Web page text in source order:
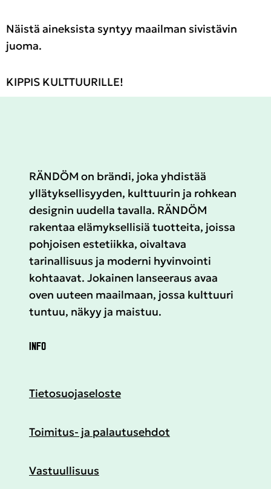
Näistä aineksista syntyy maailman sivistävin
juoma.
KIPPIS KULTTUURILLE!
RÄNDÖM on brändi, joka yhdistää
yllätyksellisyyden, kulttuurin ja rohkean
designin uudella tavalla. RÄNDÖM
rakentaa elämyksellisiä tuotteita, joissa
pohjoisen estetiikka, oivaltava
tarinallisuus ja moderni hyvinvointi
kohtaavat. Jokainen lanseeraus avaa
oven uuteen maailmaan, jossa kulttuuri
tuntuu, näkyy ja maistuu.
INFO
Tietosuojaseloste
Toimitus- ja palautusehdot
Vastuullisuus